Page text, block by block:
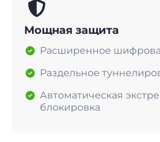
Мощная защита
Расширенное
Раздельное
Автоматическая
блокировка